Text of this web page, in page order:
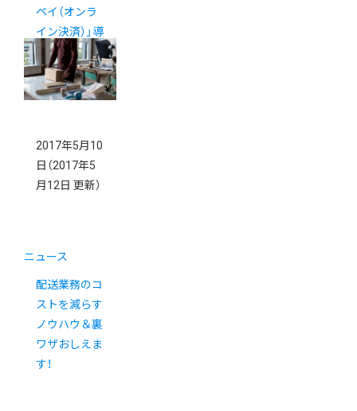
ペイ（オンラ
イン決済）」導
入説明会 in
東京
2017年5月10
日 （2017年5
月12日 更新）
ニュース
配送業務のコ
ストを減らす
ノウハウ＆裏
ワザおしえま
す！